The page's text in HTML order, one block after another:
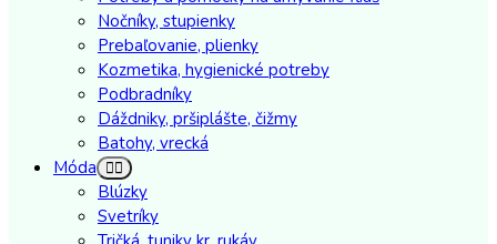
Nočníky, stupienky
Prebaľovanie, plienky
Kozmetika, hygienické potreby
Podbradníky
Dáždniky, pršiplášte, čižmy
Batohy, vrecká
Móda
Blúzky
Svetríky